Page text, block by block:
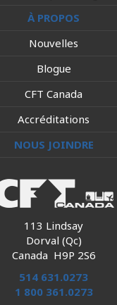
À PROPOS
Nouvelles
Blogue
CFT Canada
Accréditations
NOUS JOINDRE
113 Lindsay
Dorval (Qc)
Canada H9P 2S6
514 631.0273
1 800 361.0273